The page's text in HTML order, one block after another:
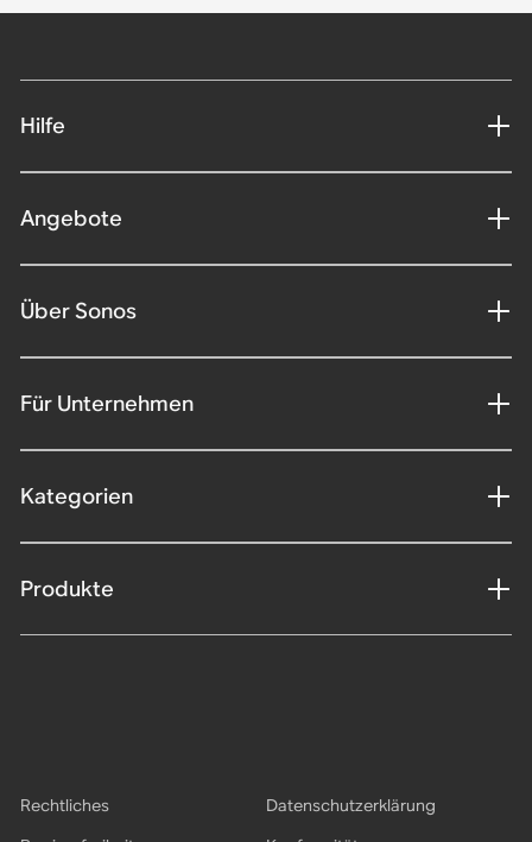
Hilfe
Angebote
Über Sonos
Für Unternehmen
Kategorien
Produkte
Rechtliches
Datenschutzerklärung